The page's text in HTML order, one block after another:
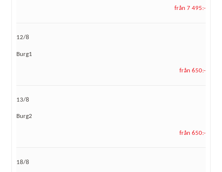
från 7 495:-
12/8
Burg1
från 650:-
13/8
Burg2
från 650:-
18/8